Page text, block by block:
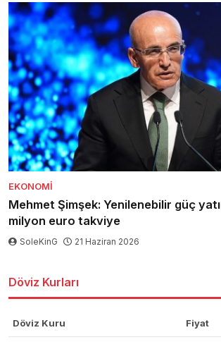
EKONOMI
Mehmet Şimşek: Yenilenebilir güç
milyon euro takviye
SoleKinG 21 Haziran 2026
Döviz Kurları
Döviz Kuru Fiyat